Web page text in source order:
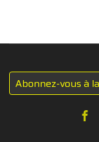
Abonnez-vous à